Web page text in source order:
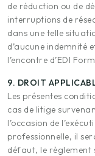
de réduction ou de
interruptions de
dans une telle
d’aucune indemnité
l’encontre d’EDI
9. DROIT
Les présentes
cas de litige
l’occasion de
professionnelle, il
défaut, le règlement